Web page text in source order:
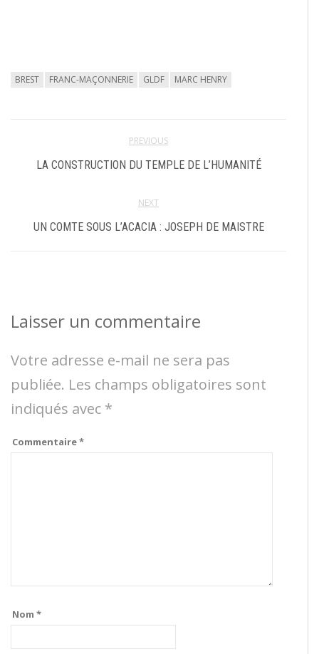
BREST FRANC-MAÇONNERIE GLDF MARC HENRY
PREVIOUS
LA CONSTRUCTION DU TEMPLE DE L’HUMANITÉ
NEXT
UN COMTE SOUS L’ACACIA : JOSEPH DE MAISTRE
Laisser un commentaire
Votre adresse e-mail ne sera pas
publiée. Les champs obligatoires sont
indiqués avec *
Commentaire*
Nom *